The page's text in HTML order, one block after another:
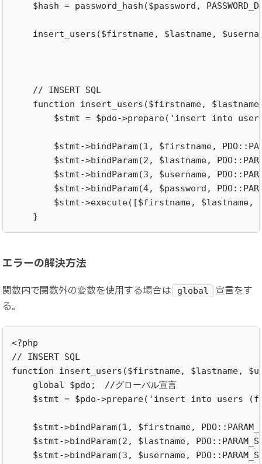
$hash = password_hash($password,
insert_users($firstname, $lastname,
    // INSERT SQL
function insert_users($firstname,
$stmt = $pdo->prepare('insert into
$stmt->bindParam(1, $firstname,
$stmt->bindParam(2, $lastname,
$stmt->bindParam(3, $username,
$stmt->bindParam(4, $password,
$stmt->execute([$firstname, $lastname,
    }
エラーの解決方法
関数内で関数外の変数を使用する場合は global
宣言をす
る。
<?php
// INSERT SQL
function insert_users($firstname, $lastname,
    global $pdo;　//グローバル宣言
$stmt = $pdo->prepare('insert into users
$stmt->bindParam(1, $firstname,
$stmt->bindParam(2, $lastname,
$stmt->bindParam(3, $username,